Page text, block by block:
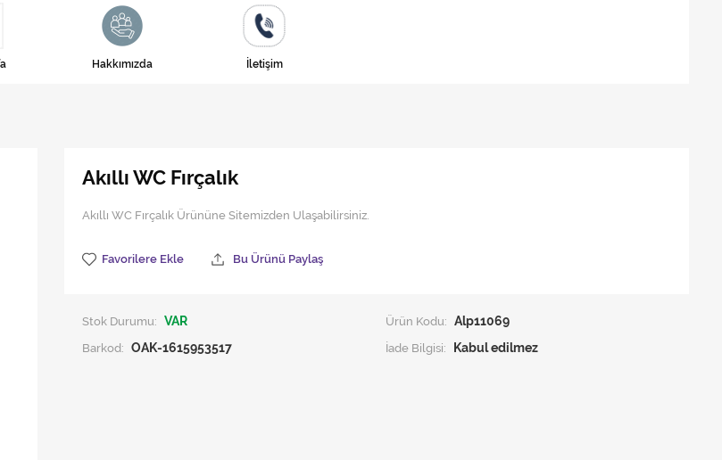
Hakkımızda İletişim
Akıllı WC Fırçalık
Akıllı WC Fırçalık Ürününe Sitemizden Ulaşabilirsiniz.
Favorilere Ekle Bu Ürünü Paylaş
Stok Durumu: VAR Ürün Kodu: Alp11069
Barkod: OAK-1615953517 İade Bilgisi: